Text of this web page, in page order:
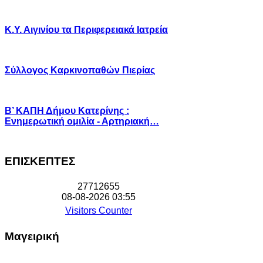
Κ.Υ. Αιγινίου τα Περιφερειακά Ιατρεία
Σύλλογος Καρκινοπαθών Πιερίας
Β’ ΚΑΠΗ Δήμου Κατερίνης :
Ενημερωτική ομιλία - Αρτηριακή…
ΕΠΙΣΚΕΠΤΕΣ
27712655
08-08-2026 03:55
Visitors Counter
Μαγειρική